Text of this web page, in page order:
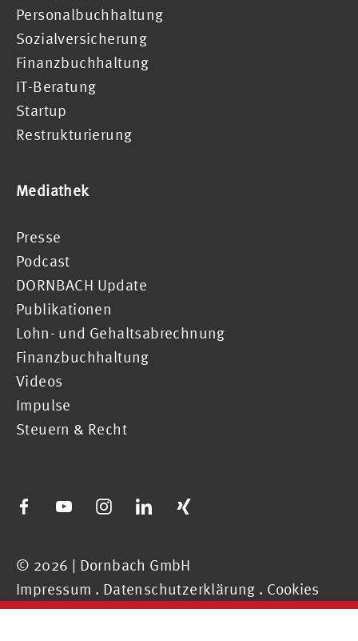
Personalbuchhaltung
Sozialversicherung
Finanzbuchhaltung
IT-Beratung
Startup
Restrukturierung
Mediathek
Presse
Podcast
DORNBACH Update
Publikationen
Lohn- und Gehaltsabrechnung
Finanzbuchhaltung
Videos
Impulse
Steuern & Recht
© 2026 | Dornbach GmbH
Impressum . Datenschutzerklärung . Cookies